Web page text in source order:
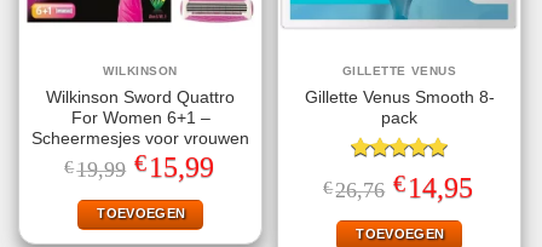
WILKINSON
Wilkinson Sword Quattro
For Women 6+1 –
Scheermesjes voor vrouwen
€19,99 Oorspronkelijke
prijs
was:
€19,99.
€15,99Huidige
prijs
TOEVOEGEN
GILLETTE VENUS
Gillette Venus Smooth 8-
pack
Gewaardeerd
5.00uit 5
€26,76 Oorspronkelijke
prijs
was:
€26,76.
€14,95prijs
TOEVOEGEN